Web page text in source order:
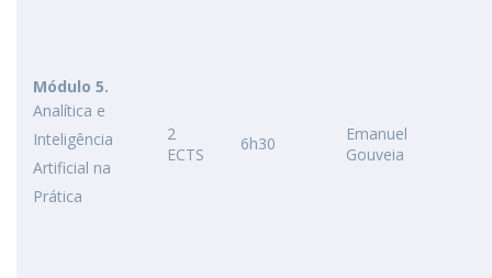
Módulo 5.
Analítica e
Inteligência
Artificial na
Prática
2
ECTS
6h30
Emanuel
Gouveia